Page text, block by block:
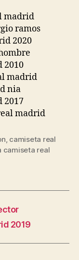
, camiseta real
camiseta real
2019